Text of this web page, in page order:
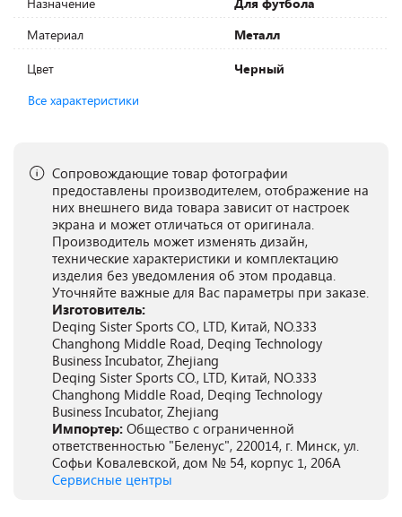
Материал
Металл
Цвет
Черный
Все характеристики
Сопровождающие товар фотографии
предоставлены производителем, отображение на
них внешнего вида товара зависит от настроек
экрана и может отличаться от оригинала.
Производитель может изменять дизайн,
технические характеристики и комплектацию
изделия без уведомления об этом продавца.
Уточняйте важные для Вас параметры при заказе.
Изготовитель:
Deqing Sister Sports CO., LTD, Китай, NO.333
Changhong Middle Road, Deqing Technology
Business Incubator, Zhejiang
Deqing Sister Sports CO., LTD, Китай, NO.333
Changhong Middle Road, Deqing Technology
Business Incubator, Zhejiang
Импортер: Общество с ограниченной
ответственностью "Беленус", 220014, г. Минск, ул.
Софьи Ковалевской, дом № 54, корпус 1, 206А
Сервисные центры